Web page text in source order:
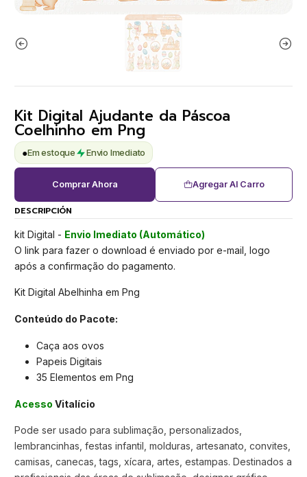
Kit Digital Ajudante da Páscoa
Coelhinho em Png
●Em estoque Envio Imediato
Agregar Al Carro
Comprar Ahora
DESCRIPCIÓN
kit Digital - Envio Imediato (Automático)
O link para fazer o download é enviado por e-mail, logo
após a confirmação do pagamento.
Kit Digital Abelhinha em Png
Conteúdo do Pacote:
Caça aos ovos
Papeis Digitais
35 Elementos em Png
Acesso Vitalício
Pode ser usado para sublimação, personalizados,
lembrancinhas, festas infantil, molduras, artesanato, convites,
camisas, canecas, tags, xícara, artes, estampas. Destinados a